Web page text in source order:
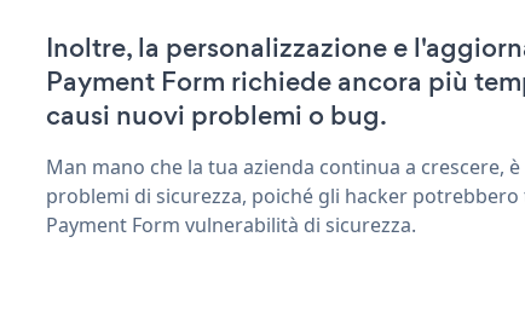
Inoltre, la personalizzazione e
Payment Form richiede ancora più
causi nuovi problemi o bug.
Man mano che la tua azienda continua a crescere,
problemi di sicurezza, poiché gli hacker
Payment Form vulnerabilità di sicurezza.